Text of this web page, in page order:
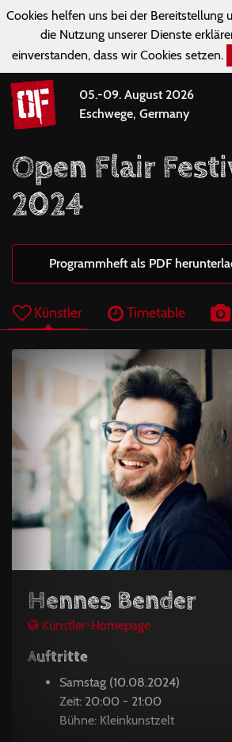
Cookies helfen uns bei der Bereitstellung
die Nutzung unserer Dienste
einverstanden, dass wir Cookies setzen.
05.-09. August 2026
Eschwege, Germany
Open Flair
2024
Programmheft als PDF
Künstler Timetable
Hennes Bender
Künstler-Homepage
Auftritte
Samstag (10.08.2024)
Zeit: 20:00 - 21:00
Bühne: Kleinkunstzelt